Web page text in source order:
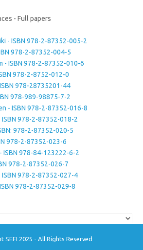
- Full papers
- ISBN 978-2-87352-005-2
978-2-87352-004-5
- ISBN 978-2-87352-010-6
978-2-8752-012-0
978-28735201-44
978-989-98875-7-2
- ISBN 978-2-87352-016-8
978-2-87352-018-2
978-2-87352-020-5
978-2-87352-023-6
ISBN 978-84-123222-6-2
978-2-87352-026-7
ISBN 978-2-87352-027-4
978-2-87352-029-8
SEFI 2025 - All Rights Reserved